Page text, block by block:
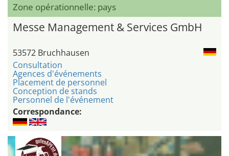
Zone opérationnelle: pays
Messe Management & Services GmbH
53572 Bruchhausen
Consultation
Agences d'événements
Placement de personnel
Conception de stands
Personnel de l'événement
Correspondance: